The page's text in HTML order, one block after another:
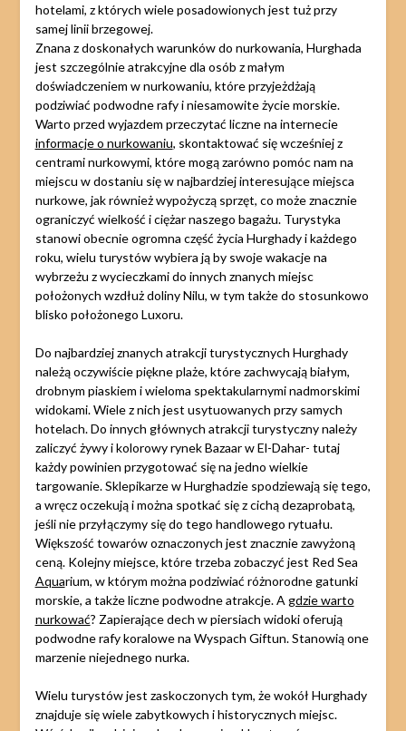
hotelami, z których wiele posadowionych jest tuż przy
samej linii brzegowej.
Znana z doskonałych warunków do nurkowania, Hurghada
jest szczególnie atrakcyjne dla osób z małym
doświadczeniem w nurkowaniu, które przyjeżdżają
podziwiać podwodne rafy i niesamowite życie morskie.
Warto przed wyjazdem przeczytać liczne na internecie
informacje o nurkowaniu, skontaktować się wcześniej z
centrami nurkowymi, które mogą zarówno pomóc nam na
miejscu w dostaniu się w najbardziej interesujące miejsca
nurkowe, jak również wypożyczą sprzęt, co może znacznie
ograniczyć wielkość i ciężar naszego bagażu. Turystyka
stanowi obecnie ogromna część życia Hurghady i każdego
roku, wielu turystów wybiera ją by swoje wakacje na
wybrzeżu z wycieczkami do innych znanych miejsc
położonych wzdłuż doliny Nilu, w tym także do stosunkowo
blisko położonego Luxoru.
Do najbardziej znanych atrakcji turystycznych Hurghady
należą oczywiście piękne plaże, które zachwycają białym,
drobnym piaskiem i wieloma spektakularnymi nadmorskimi
widokami. Wiele z nich jest usytuowanych przy samych
hotelach. Do innych głównych atrakcji turystyczny należy
zaliczyć żywy i kolorowy rynek Bazaar w El-Dahar- tutaj
każdy powinien przygotować się na jedno wielkie
targowanie. Sklepikarze w Hurghadzie spodziewają się tego,
a wręcz oczekują i można spotkać się z cichą dezaprobatą,
jeśli nie przyłączymy się do tego handlowego rytuału.
Większość towarów oznaczonych jest znacznie zawyżoną
ceną. Kolejny miejsce, które trzeba zobaczyć jest Red Sea
Aquarium, w którym można podziwiać różnorodne gatunki
morskie, a także liczne podwodne atrakcje. A gdzie warto
nurkować? Zapierające dech w piersiach widoki oferują
podwodne rafy koralowe na Wyspach Giftun. Stanowią one
marzenie niejednego nurka.
Wielu turystów jest zaskoczonych tym, że wokół Hurghady
znajduje się wiele zabytkowych i historycznych miejsc.